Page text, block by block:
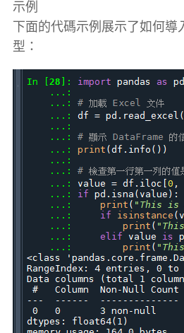
示例
下面的代碼示例展示了如何導
型：